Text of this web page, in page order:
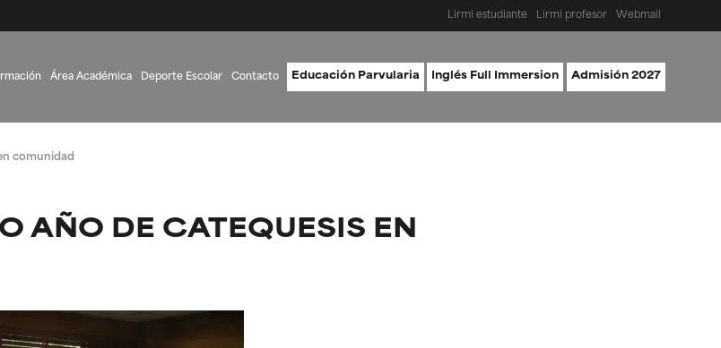
Lirmi estudiante Lirmi profesor Webmail
Área Académica Deporte Escolar Contacto Educación Parvularia Inglés Full Immersion Admisión 2027
comunidad
AÑO DE CATEQUESIS EN